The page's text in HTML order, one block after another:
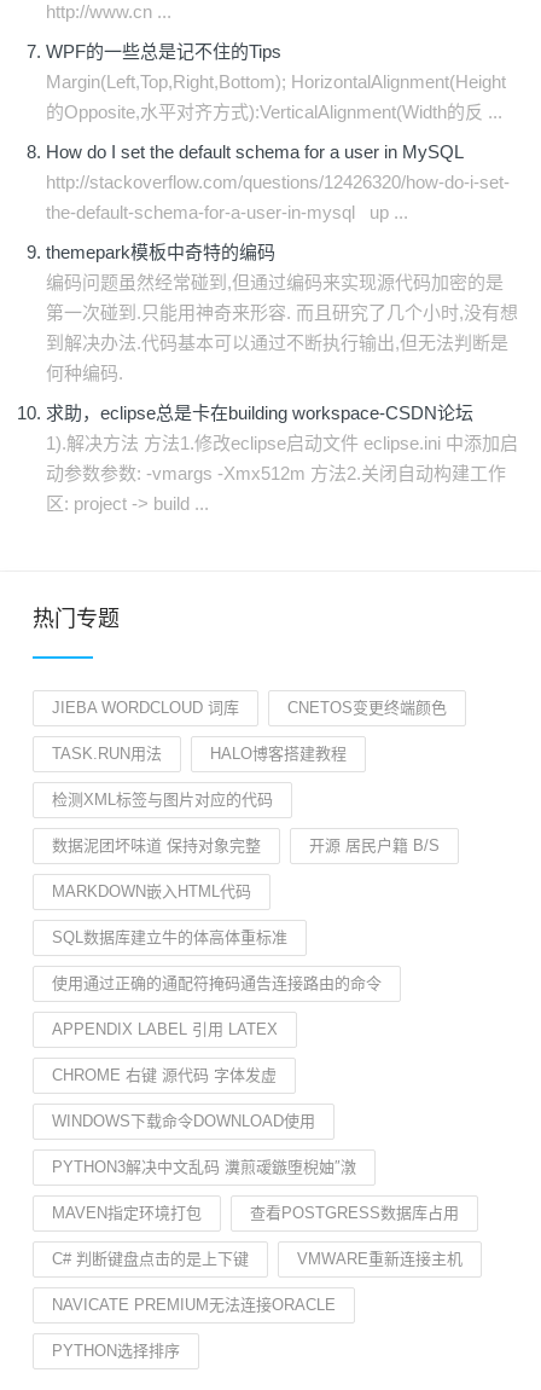
http://www.cn ...
WPF的一些总是记不住的Tips
Margin(Left,Top,Right,Bottom); HorizontalAlignment(Height
的Opposite,水平对齐方式):VerticalAlignment(Width的反 ...
How do I set the default schema for a user in MySQL
http://stackoverflow.com/questions/12426320/how-do-i-set-
the-default-schema-for-a-user-in-mysql up ...
themepark模板中奇特的编码
编码问题虽然经常碰到,但通过编码来实现源代码加密的是
第一次碰到.只能用神奇来形容. 而且研究了几个小时,没有想
到解决办法.代码基本可以通过不断执行输出,但无法判断是
何种编码.
求助，eclipse总是卡在building workspace-CSDN论坛
1).解决方法 方法1.修改eclipse启动文件 eclipse.ini 中添加启
动参数参数: -vmargs -Xmx512m 方法2.关闭自动构建工作
区: project -> build ...
热门专题
JIEBA WORDCLOUD 词库 CNETOS变更终端颜色
TASK.RUN用法 HALO博客搭建教程
检测XML标签与图片对应的代码
数据泥团坏味道 保持对象完整 开源 居民户籍 B/S
MARKDOWN嵌入HTML代码
SQL数据库建立牛的体高体重标准
使用通过正确的通配符掩码通告连接路由的命令
APPENDIX LABEL 引用 LATEX
CHROME 右键 源代码 字体发虚
WINDOWS下载命令DOWNLOAD使用
PYTHON3解决中文乱码 瀵煎叆鏃堕棿妯″潡
MAVEN指定环境打包 查看POSTGRESS数据库占用
C# 判断键盘点击的是上下键 VMWARE重新连接主机
NAVICATE PREMIUM无法连接ORACLE
PYTHON选择排序